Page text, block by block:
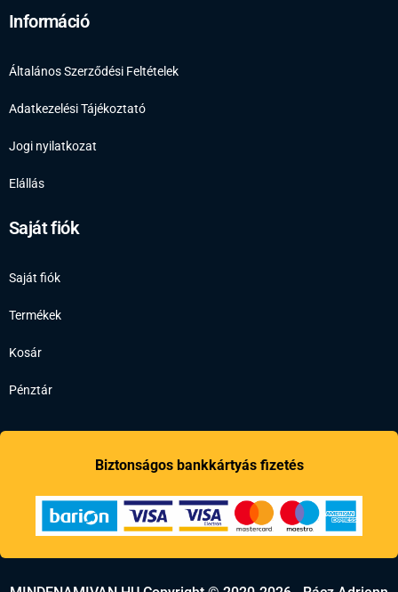
Információ
Általános Szerződési Feltételek
Adatkezelési Tájékoztató
Jogi nyilatkozat
Elállás
Saját fiók
Saját fiók
Termékek
Kosár
Pénztár
Biztonságos bankkártyás fizetés